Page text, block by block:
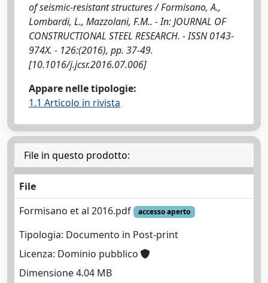
of seismic-resistant structures / Formisano, A.,
Lombardi, L., Mazzolani, F.M.. - In: JOURNAL OF
CONSTRUCTIONAL STEEL RESEARCH. - ISSN 0143-
974X. - 126:(2016), pp. 37-49.
[10.1016/j.jcsr.2016.07.006]
Appare nelle tipologie:
1.1 Articolo in rivista
File in questo prodotto:
File
Formisano et al 2016.pdf
accesso aperto
Tipologia: Documento in Post-print
Licenza: Dominio pubblico
Dimensione 4.04 MB